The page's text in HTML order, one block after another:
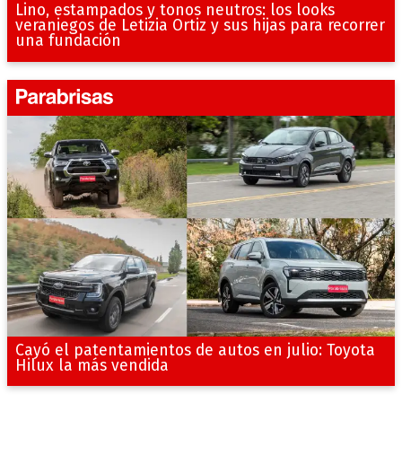
Lino, estampados y tonos neutros: los looks
veraniegos de Letizia Ortiz y sus hijas para recorrer
una fundación
Cayó el patentamientos de autos en julio: Toyota
Hilux la más vendida